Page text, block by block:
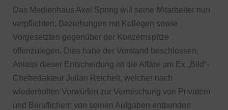
Das Medienhaus Axel Spring will seine Mitarbeiter nun
verpflichten, Beziehungen mit Kollegen sowie
Vorgesetzten gegenüber der Konzernspitze
offenzulegen. Dies habe der Vorstand beschlossen.
Anlass dieser Entscheidung ist die Affäre um Ex „Bild“-
Chefredakteur Julian Reichelt, welcher nach
wiederholten Vorwürfen zur Vermischung von Privatem
und Beruflichem von seinen Aufgaben entbunden
Belegschaft
offenlegen